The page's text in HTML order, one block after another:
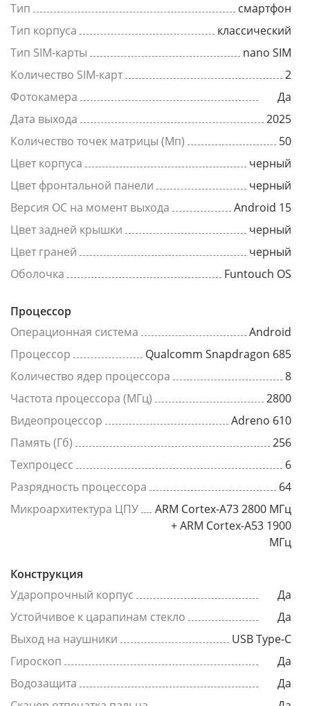
Тип
смартфон
Тип корпуса
классический
Тип SIM-карты
nano SIM
Количество SIM-карт
2
Фотокамера
Да
Дата выхода
2025
Количество точек матрицы (Мп)
50
Цвет корпуса
черный
Цвет фронтальной панели
черный
Версия ОС на момент выхода
Android 15
Цвет задней крышки
черный
Цвет граней
черный
Оболочка
Funtouch OS
Процессор
Операционная система
Android
Процессор
Qualcomm Snapdragon 685
Количество ядер процессора
8
Частота процессора (МГц)
2800
Видеопроцессор
Adreno 610
Память (Гб)
256
Техпроцесс
6
Разрядность процессора
64
Микроархитектура ЦПУ
ARM Cortex-A73 2800 МГц
+ ARM Cortex-A53 1900
МГц
Конструкция
Ударопрочный корпус
Да
Устойчивое к царапинам стекло
Да
Выход на наушники
USB Type-C
Гироскоп
Да
Водозащита
Да